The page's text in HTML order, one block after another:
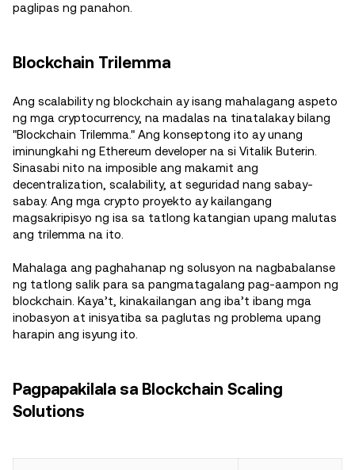
paglipas ng panahon.
Blockchain Trilemma
Ang scalability ng blockchain ay isang mahalagang aspeto
ng mga cryptocurrency, na madalas na tinatalakay bilang
"Blockchain Trilemma." Ang konseptong ito ay unang
iminungkahi ng Ethereum developer na si Vitalik Buterin.
Sinasabi nito na imposible ang makamit ang
decentralization, scalability, at seguridad nang sabay-
sabay. Ang mga crypto proyekto ay kailangang
magsakripisyo ng isa sa tatlong katangian upang malutas
ang trilemma na ito.
Mahalaga ang paghahanap ng solusyon na nagbabalanse
ng tatlong salik para sa pangmatagalang pag-aampon ng
blockchain. Kaya’t, kinakailangan ang iba’t ibang mga
inobasyon at inisyatiba sa paglutas ng problema upang
harapin ang isyung ito.
Pagpapakilala sa Blockchain Scaling
Solutions